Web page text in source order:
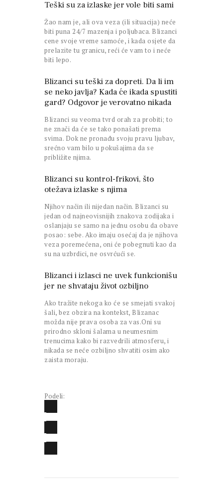
Teški su za izlaske jer vole biti sami
Žao nam je, ali ova veza (ili situacija) neće
biti puna 24/7 mazenja i poljubaca. Blizanci
cene svoje vreme samoće, i kada osjete da
prelazite tu granicu, reći će vam to i neće
biti lepo.
Blizanci su teški za dopreti. Da li im
se neko javlja? Kada će ikada spustiti
gard? Odgovor je verovatno nikada
Blizanci su veoma tvrd orah za probiti; to
ne znači da će se tako ponašati prema
svima. Dok ne pronađu svoju pravu ljubav,
srećno vam bilo u pokušajima da se
približite njima.
Blizanci su kontrol-frikovi, što
otežava izlaske s njima
Njihov način ili nijedan način. Blizanci su
jedan od najneovisnijih znakova zodijaka i
oslanjaju se samo na jednu osobu da obave
posao: sebe. Ako imaju osećaj da je njihova
veza poremećena, oni će pobegnuti kao da
su na uzbrdici, ne osvrćući se.
Blizanci i izlasci ne uvek funkcionišu
jer ne shvataju život ozbiljno
Ako tražite nekoga ko će se smejati svakoj
šali, bez obzira na kontekst, Blizanac
možda nije prava osoba za vas.Oni su
prirodno skloni šalama u neumesnim
trenucima kako bi razvedrili atmosferu, i
nikada se neće ozbiljno shvatiti osim ako
zaista moraju.
Podeli: